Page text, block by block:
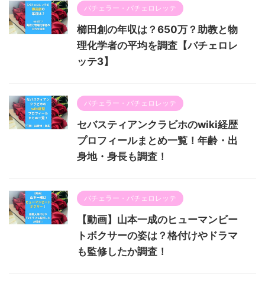
バチェラー・バチェロレッテ
櫛田創の年収は？650万？助教と物
理化学者の平均を調査【バチェロレ
ッテ3】
バチェラー・バチェロレッテ
セバスティアンクラビホのwiki経歴
プロフィールまとめ一覧！年齢・出
身地・身長も調査！
バチェラー・バチェロレッテ
【動画】山本一成のヒューマンビー
トボクサーの姿は？格付けやドラマ
も監修したか調査！